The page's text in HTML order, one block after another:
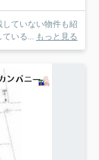
ていない物件も紹
いる... もっと見る